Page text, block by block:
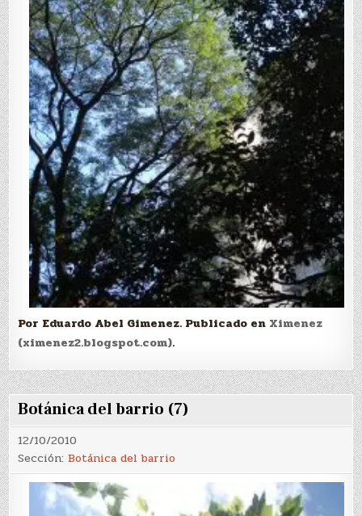
Por Eduardo Abel Gimenez. Publicado en Ximenez
(ximenez2.blogspot.com).
Botánica del barrio (7)
12/10/2010
Sección:Botánica del barrio